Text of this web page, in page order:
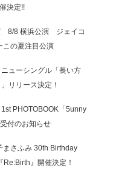
決定!!
8/8 横浜公演 ジェイコ
この夏注目公演
ューシングル「長い方
リリース決定！
PHOTOBOOK「5unny
付のお知らせ
まさふみ 30th Birthday
Re:Birth』開催決定！